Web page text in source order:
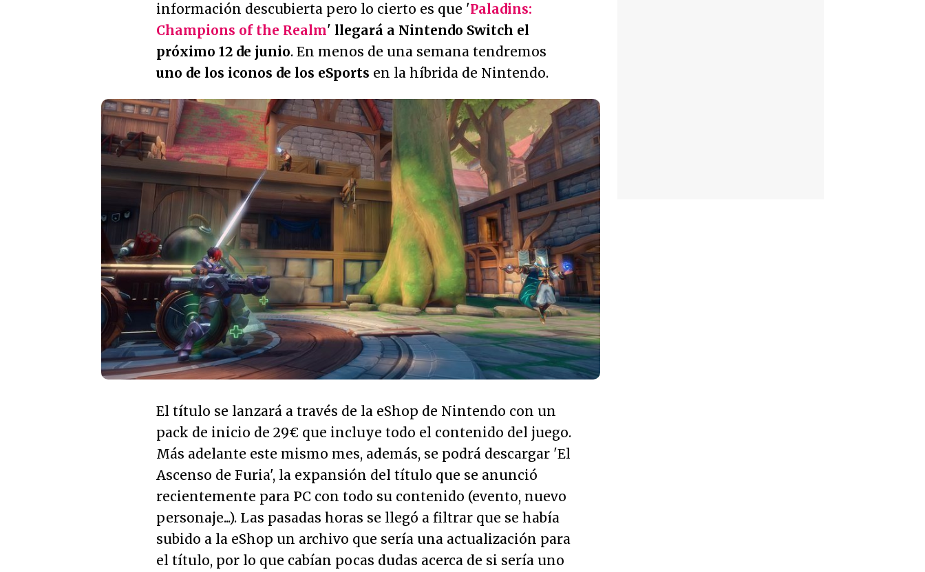
información descubierta pero lo cierto es que 'Paladins:
Champions of the Realm' llegará a Nintendo Switch el
próximo 12 de junio. En menos de una semana tendremos
uno de los iconos de los eSports en la híbrida de Nintendo.
El título se lanzará a través de la eShop de Nintendo con un
pack de inicio de 29€ que incluye todo el contenido del juego.
Más adelante este mismo mes, además, se podrá descargar 'El
Ascenso de Furia', la expansión del título que se anunció
recientemente para PC con todo su contenido (evento, nuevo
personaje...). Las pasadas horas se llegó a filtrar que se había
subido a la eShop un archivo que sería una actualización para
el título, por lo que cabían pocas dudas acerca de si sería uno